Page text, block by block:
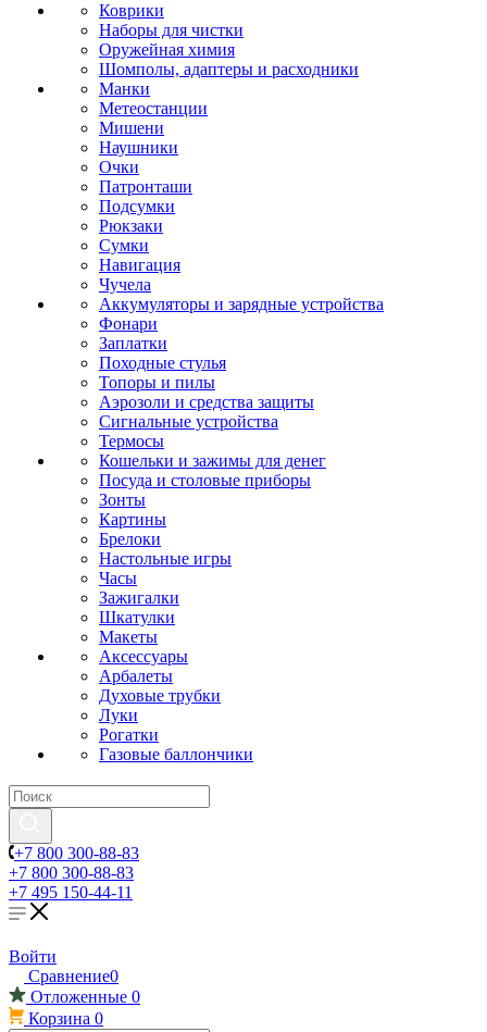
Коврики
Наборы для чистки
Оружейная химия
Шомполы, адаптеры и расходники
Манки
Метеостанции
Мишени
Наушники
Очки
Патронташи
Подсумки
Рюкзаки
Сумки
Навигация
Чучела
Аккумуляторы и зарядные устройства
Фонари
Заплатки
Походные стулья
Топоры и пилы
Аэрозоли и средства защиты
Сигнальные устройства
Термосы
Кошельки и зажимы для денег
Посуда и столовые приборы
Зонты
Картины
Брелоки
Настольные игры
Часы
Зажигалки
Шкатулки
Макеты
Аксессуары
Арбалеты
Духовые трубки
Луки
Рогатки
Газовые баллончики
+7 800 300-88-83
+7 800 300-88-83
+7 495 150-44-11
Войти
Сравнение0
Отложенные 0
Корзина 0